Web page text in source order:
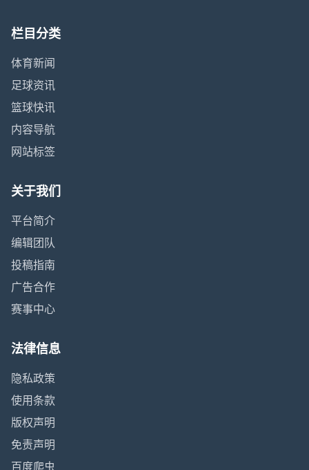
栏目分类
体育新闻
足球资讯
篮球快讯
内容导航
网站标签
关于我们
平台简介
编辑团队
投稿指南
广告合作
赛事中心
法律信息
隐私政策
使用条款
版权声明
免责声明
百度爬虫